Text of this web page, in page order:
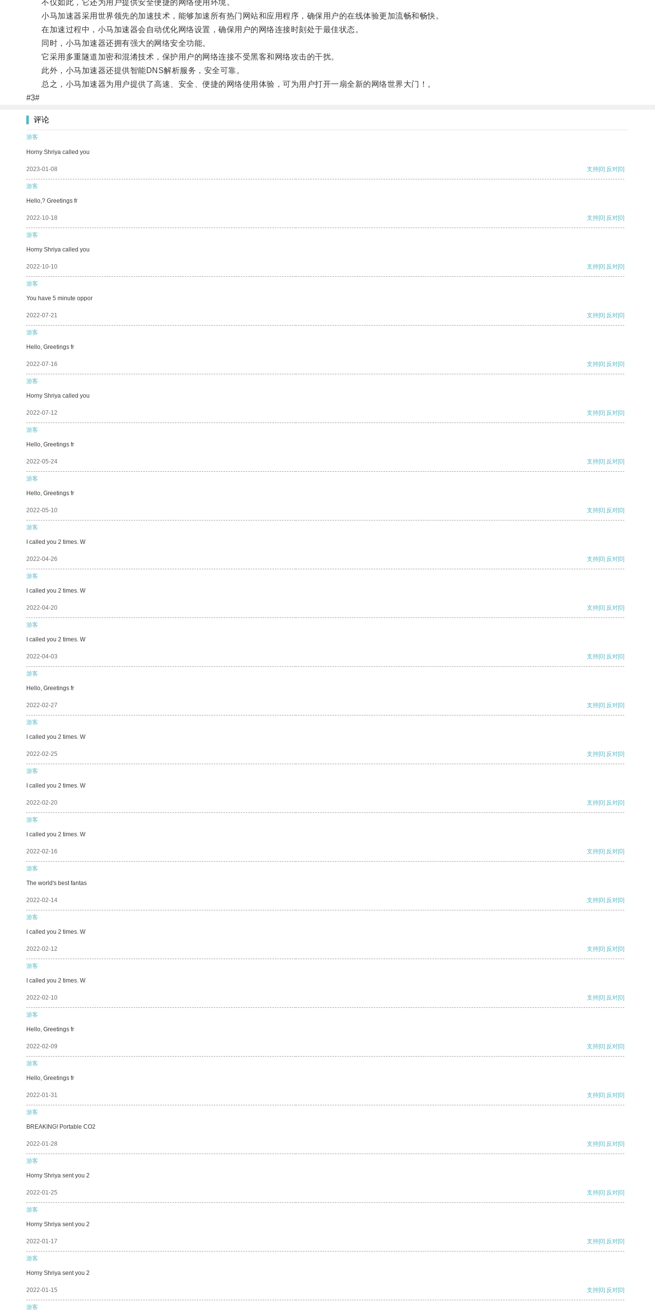
不仅如此，它还为用户提供安全便捷的网络使用环境。
小马加速器采用世界领先的加速技术，能够加速所有热门网站和应用程序，确保用户的在线体验更加流畅和畅快。
在加速过程中，小马加速器会自动优化网络设置，确保用户的网络连接时刻处于最佳状态。
同时，小马加速器还拥有强大的网络安全功能。
它采用多重隧道加密和混淆技术，保护用户的网络连接不受黑客和网络攻击的干扰。
此外，小马加速器还提供智能DNS解析服务，安全可靠。
总之，小马加速器为用户提供了高速、安全、便捷的网络使用体验，可为用户打开一扇全新的网络世界大门！。
#3#
评论
游客
Horny Shriya called you
2023-01-08 支持[0] 反对[0]
游客
Hello,? Greetings fr
2022-10-18 支持[0] 反对[0]
游客
Horny Shriya called you
2022-10-10 支持[0] 反对[0]
游客
You have 5 minute oppor
2022-07-21 支持[0] 反对[0]
游客
Hello, Greetings fr
2022-07-16 支持[0] 反对[0]
游客
Horny Shriya called you
2022-07-12 支持[0] 反对[0]
游客
Hello, Greetings fr
2022-05-24 支持[0] 反对[0]
游客
Hello, Greetings fr
2022-05-10 支持[0] 反对[0]
游客
I called you 2 times. W
2022-04-26 支持[0] 反对[0]
游客
I called you 2 times. W
2022-04-20 支持[0] 反对[0]
游客
I called you 2 times. W
2022-04-03 支持[0] 反对[0]
游客
Hello, Greetings fr
2022-02-27 支持[0] 反对[0]
游客
I called you 2 times. W
2022-02-25 支持[0] 反对[0]
游客
I called you 2 times. W
2022-02-20 支持[0] 反对[0]
游客
I called you 2 times. W
2022-02-16 支持[0] 反对[0]
游客
The world's best fantas
2022-02-14 支持[0] 反对[0]
游客
I called you 2 times. W
2022-02-12 支持[0] 反对[0]
游客
I called you 2 times. W
2022-02-10 支持[0] 反对[0]
游客
Hello, Greetings fr
2022-02-09 支持[0] 反对[0]
游客
Hello, Greetings fr
2022-01-31 支持[0] 反对[0]
游客
BREAKING! Portable CO2
2022-01-28 支持[0] 反对[0]
游客
Horny Shriya sent you 2
2022-01-25 支持[0] 反对[0]
游客
Horny Shriya sent you 2
2022-01-17 支持[0] 反对[0]
游客
Horny Shriya sent you 2
2022-01-15 支持[0] 反对[0]
游客